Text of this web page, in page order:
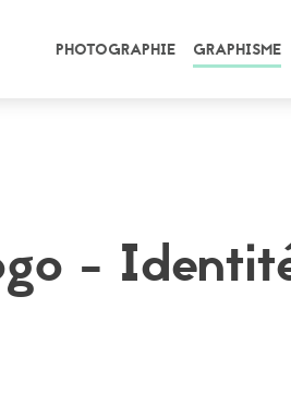
PHOTOGRAPHIE GRAPHISME
-